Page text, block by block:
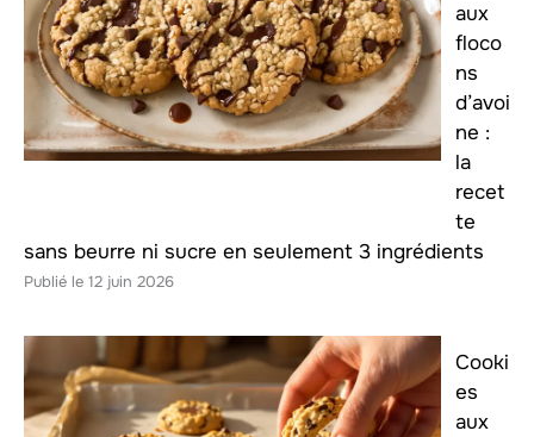
aux
floco
ns
d’avoi
ne :
la
recet
te
sans beurre ni sucre en seulement 3 ingrédients
12 juin 2026
Cooki
es
aux